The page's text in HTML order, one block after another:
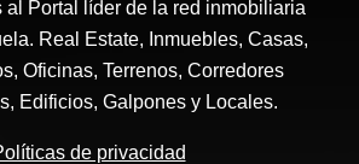
al Portal líder de la red inmobiliaria
Real Estate, Inmuebles, Casas,
Oficinas, Terrenos, Corredores
Edificios, Galpones y Locales.
de privacidad